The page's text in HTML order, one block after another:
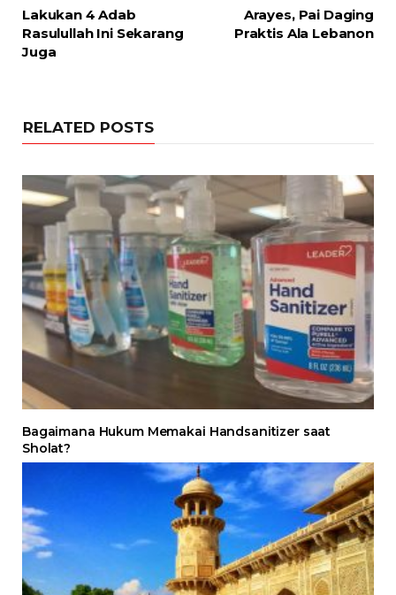
Lakukan 4 Adab
Rasulullah Ini Sekarang
Juga
Arayes, Pai Daging
Praktis Ala Lebanon
RELATED POSTS
Bagaimana Hukum Memakai Handsanitizer saat
Sholat?